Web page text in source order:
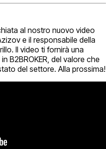
al nostro nuovo video
e il responsabile della
Il video ti fornirà una
B2BROKER, del valore che
del settore. Alla prossima!